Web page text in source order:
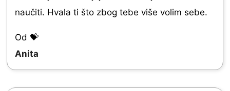
d
5
.
0
naučiti. Hvala ti što zbog tebe više volim sebe.
Od 💝
Anita